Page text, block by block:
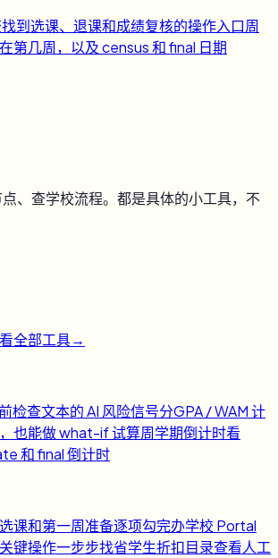
找到选课、退课和成绩复核的操作入口周
第几周，以及 census 和 final 日期
、查学校流程。都是具体的小工具，不
全部工具→
检查文本的 AI 风险信号分GPA / WAM 计
也能做 what-if 试算周学期倒计时看
和 final 倒计时
课和第一周准备逐项勾完办学校 Portal
键操作一步步找省学生折扣目录查看人工